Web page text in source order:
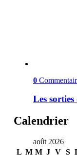
0
Les
Calendrier
août 2026
L M M J V S